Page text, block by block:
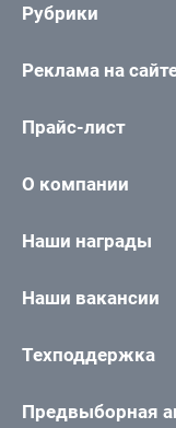
Рубрики
Реклама на
Прайс-лист
О компании
Наши награды
Наши вакансии
Техподдержка
Предвыборная